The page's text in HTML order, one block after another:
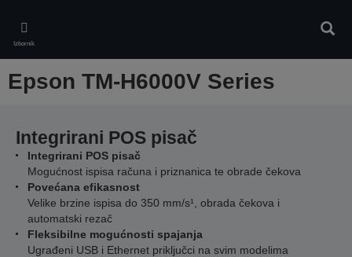
main
content
Izbornik
Epson TM-H6000V Series
Integrirani POS pisač
Integrirani POS pisač
Mogućnost ispisa računa i priznanica te obrade čekova
Povećana efikasnost
Velike brzine ispisa do 350 mm/s¹, obrada čekova i
automatski rezač
Fleksibilne mogućnosti spajanja
Ugrađeni USB i Ethernet priključci na svim modelima